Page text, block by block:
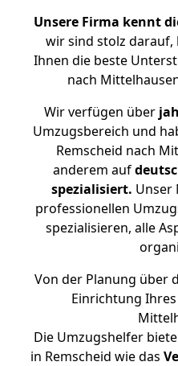
Unsere Firma kennt
wir sind stolz darauf,
Ihnen die beste
nach
Wir verfügen über
Umzugsbereich und
Remscheid nach
anderem auf
spezialisiert. Unser
professionellen
spezialisieren, alle
Von der Planung über
Einrichtung
Die Umzugshelfer
in Remscheid wie das